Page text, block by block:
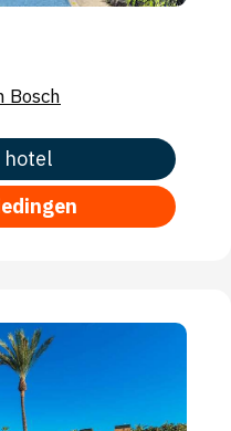
Bosch
hotel